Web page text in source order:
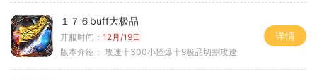
１７６buff大极品
开服时间： 12月/19日
版本介绍： 攻速十300小怪爆十9极品切割攻速
详情